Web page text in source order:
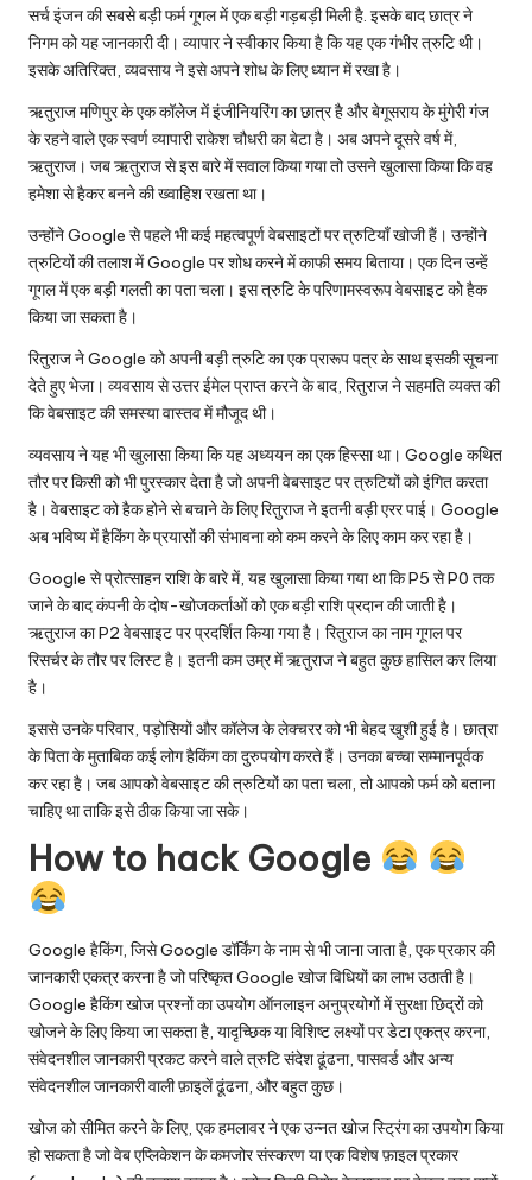
सर्च इंजन की सबसे बड़ी फर्म गूगल में एक बड़ी गड़बड़ी मिली है. इसके बाद छात्र ने
निगम को यह जानकारी दी। व्यापार ने स्वीकार किया है कि यह एक गंभीर त्रुटि थी।
इसके अतिरिक्त, व्यवसाय ने इसे अपने शोध के लिए ध्यान में रखा है।
ऋतुराज मणिपुर के एक कॉलेज में इंजीनियरिंग का छात्र है और बेगूसराय के मुंगेरी गंज
के रहने वाले एक स्वर्ण व्यापारी राकेश चौधरी का बेटा है। अब अपने दूसरे वर्ष में,
ऋतुराज। जब ऋतुराज से इस बारे में सवाल किया गया तो उसने खुलासा किया कि वह
हमेशा से हैकर बनने की ख्वाहिश रखता था।
उन्होंने Google से पहले भी कई महत्वपूर्ण वेबसाइटों पर त्रुटियाँ खोजी हैं। उन्होंने
त्रुटियों की तलाश में Google पर शोध करने में काफी समय बिताया। एक दिन उन्हें
गूगल में एक बड़ी गलती का पता चला। इस त्रुटि के परिणामस्वरूप वेबसाइट को हैक
किया जा सकता है।
रितुराज ने Google को अपनी बड़ी त्रुटि का एक प्रारूप पत्र के साथ इसकी सूचना
देते हुए भेजा। व्यवसाय से उत्तर ईमेल प्राप्त करने के बाद, रितुराज ने सहमति व्यक्त की
कि वेबसाइट की समस्या वास्तव में मौजूद थी।
व्यवसाय ने यह भी खुलासा किया कि यह अध्ययन का एक हिस्सा था। Google कथित
तौर पर किसी को भी पुरस्कार देता है जो अपनी वेबसाइट पर त्रुटियों को इंगित करता
है। वेबसाइट को हैक होने से बचाने के लिए रितुराज ने इतनी बड़ी एरर पाई। Google
अब भविष्य में हैकिंग के प्रयासों की संभावना को कम करने के लिए काम कर रहा है।
Google से प्रोत्साहन राशि के बारे में, यह खुलासा किया गया था कि P5 से P0 तक
जाने के बाद कंपनी के दोष-खोजकर्ताओं को एक बड़ी राशि प्रदान की जाती है।
ऋतुराज का P2 वेबसाइट पर प्रदर्शित किया गया है। रितुराज का नाम गूगल पर
रिसर्चर के तौर पर लिस्ट है। इतनी कम उम्र में ऋतुराज ने बहुत कुछ हासिल कर लिया
है।
इससे उनके परिवार, पड़ोसियों और कॉलेज के लेक्चरर को भी बेहद खुशी हुई है। छात्रा
के पिता के मुताबिक कई लोग हैकिंग का दुरुपयोग करते हैं। उनका बच्चा सम्मानपूर्वक
कर रहा है। जब आपको वेबसाइट की त्रुटियों का पता चला, तो आपको फर्म को बताना
चाहिए था ताकि इसे ठीक किया जा सके।
How to hack Google
Google हैकिंग, जिसे Google डॉर्किंग के नाम से भी जाना जाता है, एक प्रकार की
जानकारी एकत्र करना है जो परिष्कृत Google खोज विधियों का लाभ उठाती है।
Google हैकिंग खोज प्रश्नों का उपयोग ऑनलाइन अनुप्रयोगों में सुरक्षा छिद्रों को
खोजने के लिए किया जा सकता है, यादृच्छिक या विशिष्ट लक्ष्यों पर डेटा एकत्र करना,
संवेदनशील जानकारी प्रकट करने वाले त्रुटि संदेश ढूंढना, पासवर्ड और अन्य
संवेदनशील जानकारी वाली फ़ाइलें ढूंढना, और बहुत कुछ।
खोज को सीमित करने के लिए, एक हमलावर ने एक उन्नत खोज स्ट्रिंग का उपयोग किया
हो सकता है जो वेब एप्लिकेशन के कमजोर संस्करण या एक विशेष फ़ाइल प्रकार